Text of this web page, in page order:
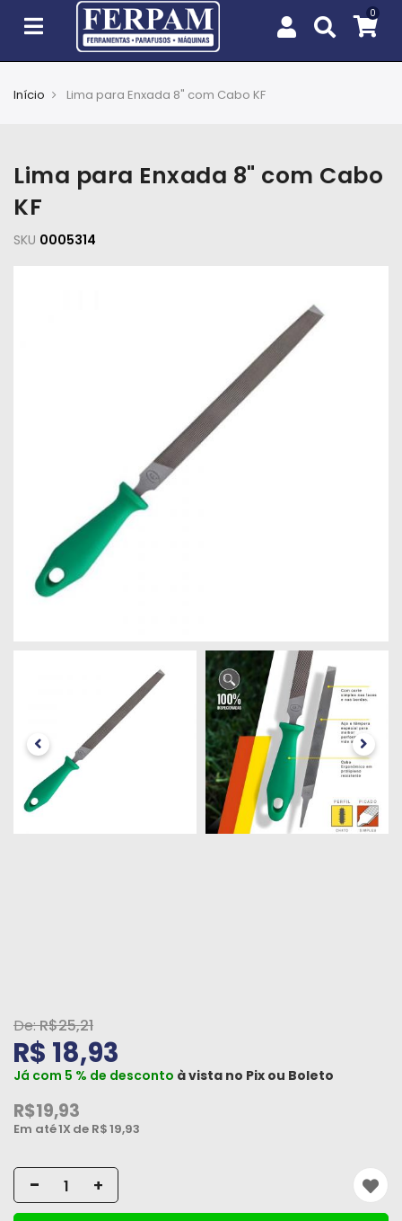
e
Jardim
EPIs
Construção
Materiais
Elétricos
Tintas
e
Químicos
Início Lima para Enxada 8" com Cabo KF
Lima para Enxada 8" com Cabo
KF
SKU 0005314
R$25,21
R$ 18,93
Já com 5 % de desconto à vista no Pix ou Boleto
R$19,93
Em até1X de R$19,93
- +